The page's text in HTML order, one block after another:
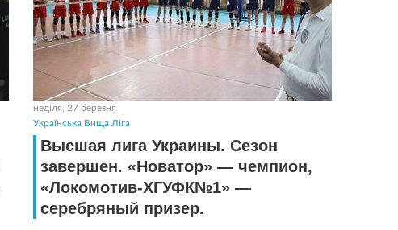
неділя, 27 березня
Українська Вища Ліга
Высшая лига Украины. Сезон
завершен. «Новатор» — чемпион,
«Локомотив-ХГУФК№1» —
серебряный призер.